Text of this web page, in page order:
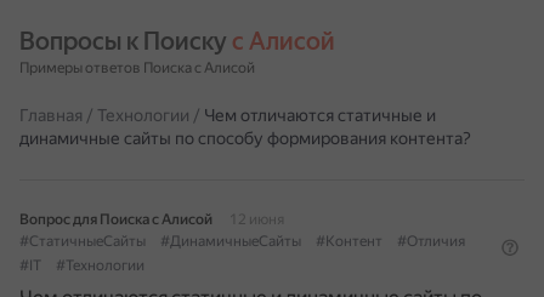
Вопросы к Поиску с Алисой
Примеры ответов Поиска с Алисой
Главная / Технологии / Чем отличаются статичные и
динамичные сайты по способу формирования контента?
Вопрос для Поиска с Алисой
12 июня
#СтатичныеСайты
#ДинамичныеСайты #Контент
#Отличия
#IT
#Технологии